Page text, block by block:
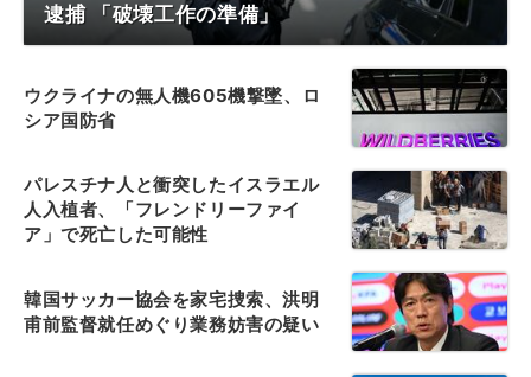
逮捕 「破壊工作の準備」
ウクライナの無人機605機撃墜、ロ
シア国防省
パレスチナ人と衝突したイスラエル
人入植者、「フレンドリーファイ
ア」で死亡した可能性
韓国サッカー協会を家宅捜索、洪明
甫前監督就任めぐり業務妨害の疑い